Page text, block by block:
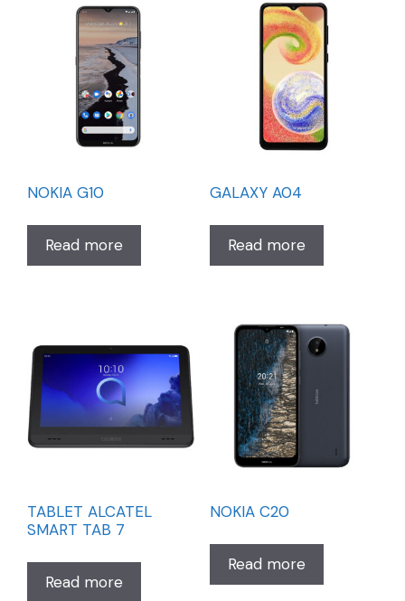
NOKIA G10
Read more
GALAXY A04
Read more
TABLET ALCATEL
SMART TAB 7
Read more
NOKIA C20
Read more